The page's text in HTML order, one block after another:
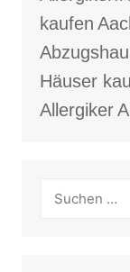
kaufen
Häuser
Allergiker